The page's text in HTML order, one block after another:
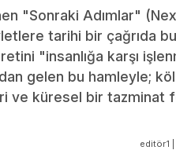
"Sonraki Adımlar"
tarihi bir çağrıda
"insanlığa karşı
gelen bu hamleyle;
ve küresel bir tazminat
editör1